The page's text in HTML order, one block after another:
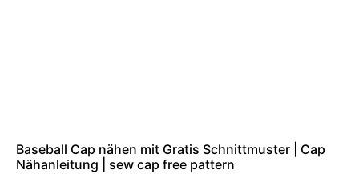
Baseball Cap nähen mit Gratis Schnittmuster | Cap
Nähanleitung | sew cap free pattern